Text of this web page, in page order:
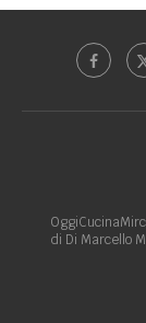
di Di Marcello